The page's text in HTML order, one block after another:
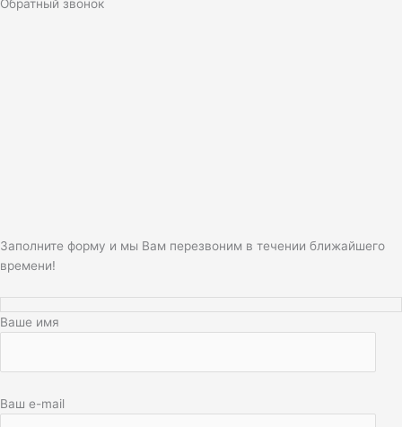
Обратный звонок
Заполните форму и мы Вам перезвоним в течении ближайшего
времени!
Ваше имя
Ваш e-mail